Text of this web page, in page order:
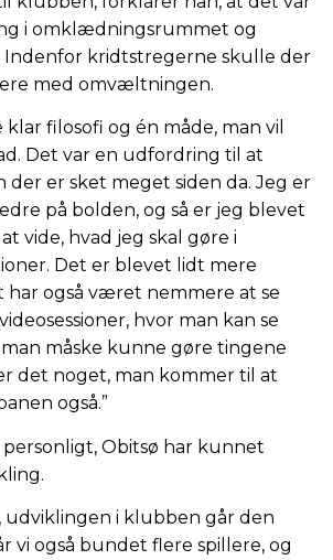
i omklædningsrummet og
Indenfor kridtstregerne skulle der
med omvæltningen.
klar filosofi og én måde, man vil
Det var en udfordring til at
der er sket meget siden da. Jeg er
på bolden, og så er jeg blevet
vide, hvad jeg skal gøre i
Det er blevet lidt mere
har også været nemmere at se
hvor man kan se
måske kunne gøre tingene
det noget, man kommer til at
også.”
Obitsø har kunnet
udviklingen i klubben går den
vi også bundet flere spillere, og